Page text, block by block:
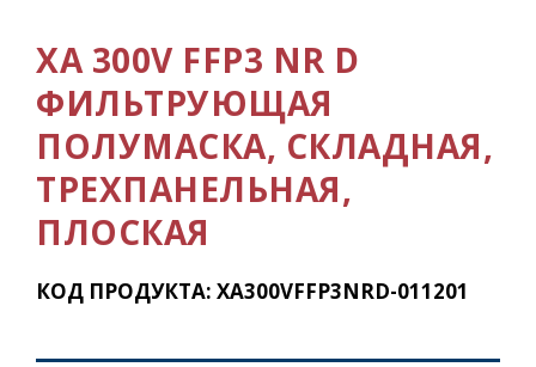
XA 300V FFP3 NR D
ФИЛЬТРУЮЩАЯ
ПОЛУМАСКА, СКЛАДНАЯ,
ТРЕХПАНЕЛЬНАЯ,
ПЛОСКАЯ
КОД ПРОДУКТА: XA300VFFP3NRD-011201